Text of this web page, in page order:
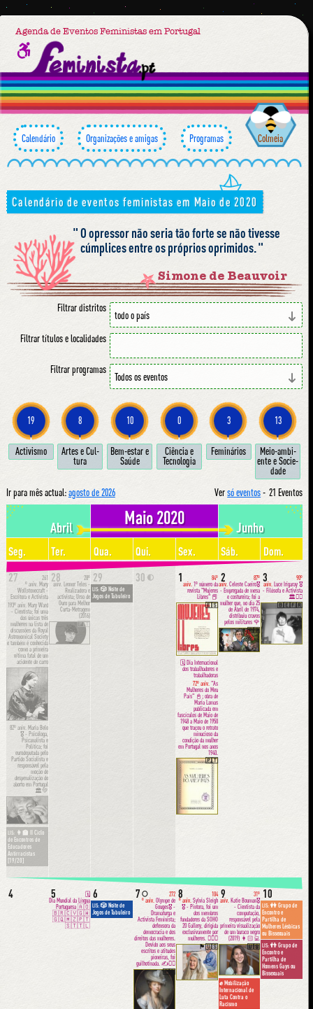
Agenda de Eventos Feministas em Portugal
Calendário Organizações e amigas Programas Colmeia
Calendário de eventos feministas em Maio de 2020
O opressor não seria tão forte se não tivesse
cúmplices entre os próprios oprimidos.
Simone de Beauvoir
Filtrar distritos
Filtrar títulos e localidades
Filtrar programas
19
Ac­ti­vis­mo
8
Ar­tes e Cul­
tu­ra
10
Bem-estar e
Sa­ú­de
0
Ci­ên­cia e
Tec­no­lo­gia
3
Fe­mi­ná­ri­os
13
Meio-am­bi­
en­te e So­ci­e­
da­de
Ir para mês actual:agosto de 2026 Versó eventos- 21 Eventos
Abril Maio 2020 Junho
Seg. Ter. Qua. Qui. Sex. Sáb.
Dom.
27
261
º aniv.Mary
Wollstonecraft -
Escritora e Activista
193º aniv. Mary Ward
- Cientista; foi uma
das únicas três
mulheres na lista de
discussões da Royal
Astronomical Society
e também é conhecida
como a primeira
vítima fatal de um
acidente de carro
🇮🇪
82º aniv.Maria Belo
🎖 - Psicóloga,
Psicanalista e
Política; foi
eurodeputada pelo
Partido Socialista e
responsável pela
moção de
despenalização do
aborto em Portugal
🏛💚
🇵🇹
LIS:👩‍🏫 II Ciclo
de Encontros de
Educadores
Antirracistas
[19/20]
28
28º
aniv. Leonor Teles -
Realizadora e
activista; Urso de
Ouro para Melhor
Curta-Metragem
(2016)
🇵🇹
29
LIS: 🎲 Noite de
Jogos de Tabuleiro
30 🌓 1
84º
aniv.1º número da
revista "Mujeres
Libres" 📕
🇪🇸
🗓 Dia Internacional
dos trabalhadores e
trabalhadoras
72º aniv. "As
Mulheres do Meu
País" 📓; obra de
Maria Lamas
publicada em
fascículos de Maio de
1948 a Maio de 1950
que traçou o retrato
minucioso da
condição da mulher
em Portugal nos anos
1940.
🇵🇹
2
87º
aniv. Celeste Caeiro🎖
- Empregada de mesa
e costureira; foi a
mulher que, no dia 25
de Abril de 1974,
distribuiu cravos
pelos militares 🌹
🇵🇹
3
90º
aniv. Luce Irigaray 🎖
- Filósofa e Activista
🏛✊🏼
🇧🇪🇫🇷
4 5
🗓
Dia Mundial da Língua
Portuguesa 🇦🇴
🇧🇷🇨🇻🇬🇼
🇬🇶🇲🇿🇵🇹
🇸🇹🇹🇱
6
LIS: 🎲 Noite de
Jogos de Tabuleiro
7 🌕
272
º aniv.Olympe de
Gouges🎖 -
Dramaturga e
Activista Feminista;
defensora da
democracia e dos
direitos das mulheres.
Devido aos seus
escritos e atitudes
pioneiras, foi
guilhotinada. ✍️✊🏼
🇫🇷
8
104
º aniv.Sylvia Sleigh
🎖 - Pintora, foi um
dos membros
fundadores da SOHO
20 Gallery, dirigida
exclusivamente por
mulheres. ✊🏼🎨
🏴󠁧󠁢󠁷󠁬󠁳󠁿🇺🇸
9
31º
aniv. Katie Bouman🎖
- Cientista da
computação,
responsável pela
primeira visualização
de um buraco negro
(2019) 👩🏻‍💻
🇺🇸
✊ Mobilização
Internacional de
Luta Contra o
Racismo
10
LIS: 👭 Grupo de
Encontro e
Partilha de
Mulheres Lésbicas
ou Bissexuais
LIS: 👬 Grupo de
Encontro e
Partilha de
Homens Gays ou
Bissexuais